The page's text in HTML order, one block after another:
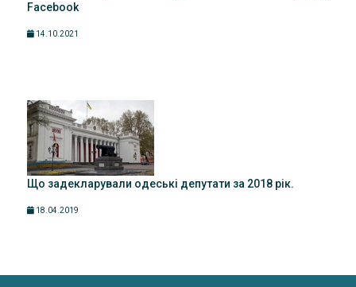
Facebook
14.10.2021
Що задекларували одеські депутати за 2018 рік.
18.04.2019